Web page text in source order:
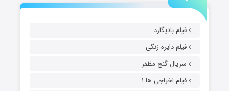
فیلم بادیگارد
فیلم دایره زنگی
سریال گنج مظفر
فیلم اخراجی ها ۱